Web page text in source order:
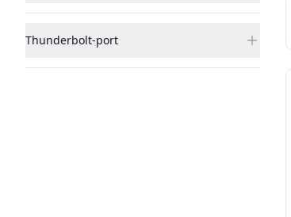
Thunderbolt-port